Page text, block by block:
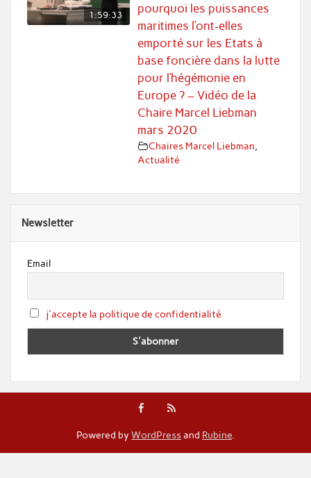
1:59:33
pourquoi les puissances
maritimes l’ont-elles
emporté sur les Etats à
base foncière dans la lutte
pour l’hégémonie en
Europe ? – Vidéo de la
Chaire Marcel Liebman
mars 2020
Chaires Marcel Liebman
Actualité
Newsletter
Email
j'accepte la politique de confidentialité
Powered by WordPressand Rubine